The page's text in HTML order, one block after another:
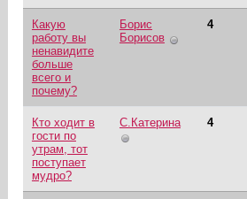
Какую
работу вы
ненавидите
больше
всего и
почему?
Борис
Борисов
4
Кто ходит в
гости по
утрам, тот
поступает
мудро?
С.Катерина 4